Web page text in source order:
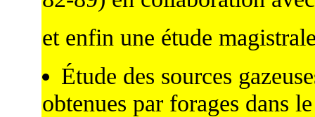
et enfin une étude
Étude des sources
obtenues par forages dans